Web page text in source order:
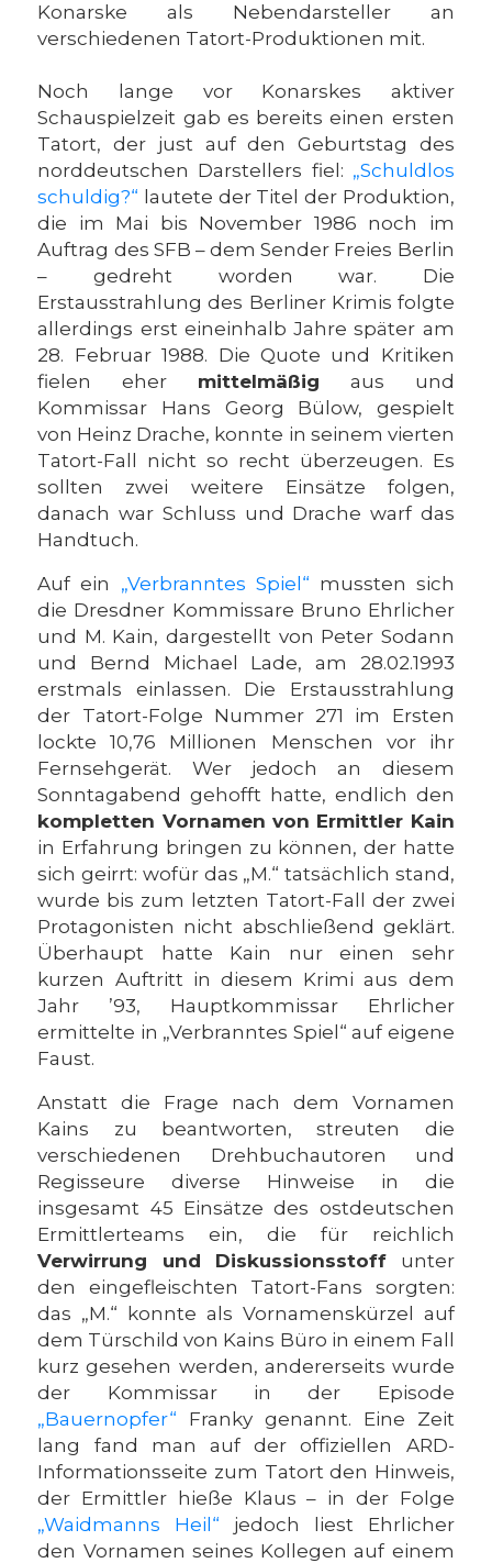
Konarske als Nebendarsteller an
verschiedenen Tatort-Produktionen mit.
Noch lange vor Konarskes aktiver
Schauspielzeit gab es bereits einen ersten
Tatort, der just auf den Geburtstag des
norddeutschen Darstellers fiel: „Schuldlos
schuldig?“ lautete der Titel der Produktion,
die im Mai bis November 1986 noch im
Auftrag des SFB – dem Sender Freies Berlin
– gedreht worden war. Die
Erstausstrahlung des Berliner Krimis folgte
allerdings erst eineinhalb Jahre später am
28. Februar 1988. Die Quote und Kritiken
fielen eher mittelmäßig aus und
Kommissar Hans Georg Bülow, gespielt
von Heinz Drache, konnte in seinem vierten
Tatort-Fall nicht so recht überzeugen. Es
sollten zwei weitere Einsätze folgen,
danach war Schluss und Drache warf das
Handtuch.
Auf ein „Verbranntes Spiel“ mussten sich
die Dresdner Kommissare Bruno Ehrlicher
und M. Kain, dargestellt von Peter Sodann
und Bernd Michael Lade, am 28.02.1993
erstmals einlassen. Die Erstausstrahlung
der Tatort-Folge Nummer 271 im Ersten
lockte 10,76 Millionen Menschen vor ihr
Fernsehgerät. Wer jedoch an diesem
Sonntagabend gehofft hatte, endlich den
kompletten Vornamen von Ermittler Kain
in Erfahrung bringen zu können, der hatte
sich geirrt: wofür das „M.“ tatsächlich stand,
wurde bis zum letzten Tatort-Fall der zwei
Protagonisten nicht abschließend geklärt.
Überhaupt hatte Kain nur einen sehr
kurzen Auftritt in diesem Krimi aus dem
Jahr ’93, Hauptkommissar Ehrlicher
ermittelte in „Verbranntes Spiel“ auf eigene
Faust.
Anstatt die Frage nach dem Vornamen
Kains zu beantworten, streuten die
verschiedenen Drehbuchautoren und
Regisseure diverse Hinweise in die
insgesamt 45 Einsätze des ostdeutschen
Ermittlerteams ein, die für reichlich
Verwirrung und Diskussionsstoff unter
den eingefleischten Tatort-Fans sorgten:
das „M.“ konnte als Vornamenskürzel auf
dem Türschild von Kains Büro in einem Fall
kurz gesehen werden, andererseits wurde
der Kommissar in der Episode
„Bauernopfer“ Franky genannt. Eine Zeit
lang fand man auf der offiziellen ARD-
Informationsseite zum Tatort den Hinweis,
der Ermittler hieße Klaus – in der Folge
„Waidmanns Heil“ jedoch liest Ehrlicher
den Vornamen seines Kollegen auf einem